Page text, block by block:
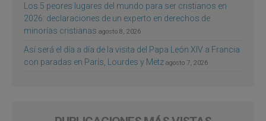
Los 5 peores lugares del mundo para ser cristianos en
2026: declaraciones de un experto en derechos de
minorías cristianas agosto 8, 2026
Así será el día a día de la visita del Papa León XIV a Francia
con paradas en París, Lourdes y Metz agosto 7, 2026